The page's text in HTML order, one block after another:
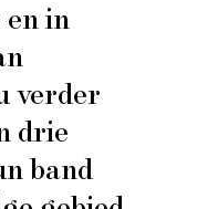
en in
verder
drie
band